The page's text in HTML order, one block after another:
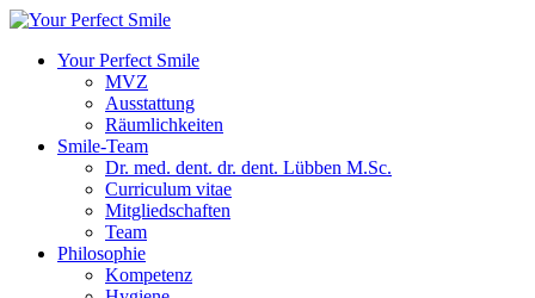
Your Perfect Smile
MVZ
Ausstattung
Räumlichkeiten
Smile-Team
Dr. med. dent. dr. dent. Lübben M.Sc.
Curriculum vitae
Mitgliedschaften
Team
Philosophie
Kompetenz